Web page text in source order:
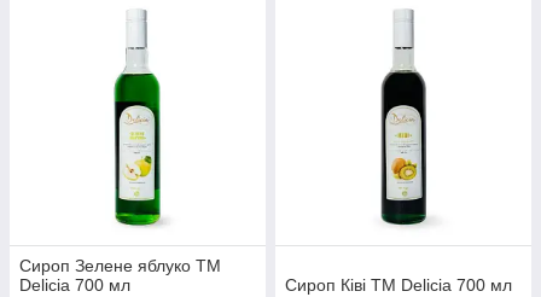
Сироп Зелене яблуко TM
Delicia 700 мл
Сироп Ківі TM Delicia 700 мл